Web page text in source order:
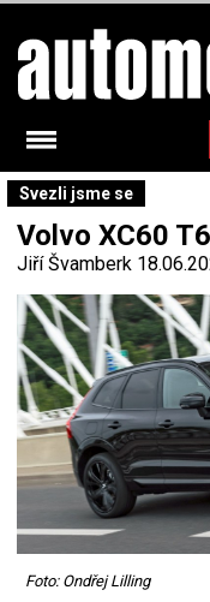
Svezli jsme se
Volvo XC60
Jiří Švamberk
Foto: Ondřej Lilling